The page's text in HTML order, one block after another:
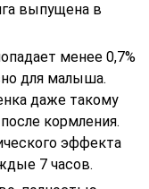
выпущена в
менее 0,7%
для малыша.
даже такому
кормления.
эффекта
7 часов.